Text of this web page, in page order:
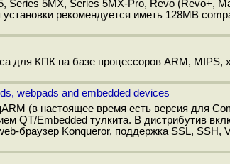
Series 5MX, Series 5MX-Pro, Revo (Revo+,
рекомендуется иметь 128MB
для КПК на базе процессоров ARM, MIPS,
webpads and embedded devices
(в настоящее время есть версия для
QT/Embedded тулкита. В дистрибутив
браузер Konqueror, поддержка SSL, SSH,